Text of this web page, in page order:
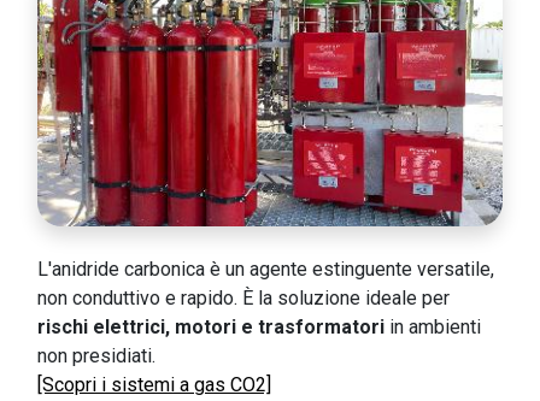
L'anidride carbonica è un agente estinguente versatile,
non conduttivo e rapido. È la soluzione ideale per
rischi elettrici, motori e trasformatori in ambienti
non presidiati.
[Scopri i sistemi a gas CO2]